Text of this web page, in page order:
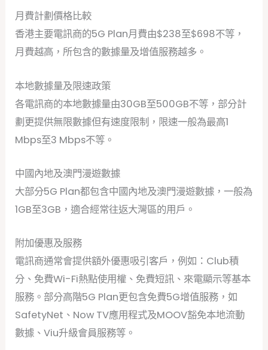
月費計劃價格比較
香港主要電訊商的5G Plan月費由$238至$698不等，
月費越高，所包含的數據量及增值服務越多。
本地數據量及限速政策
各電訊商的本地數據量由30GB至500GB不等，部分計
劃更提供無限數據但有速度限制，限速一般為最高1
Mbps至3 Mbps不等。
中國內地及澳門漫遊數據
大部分5G Plan都包含中國內地及澳門漫遊數據，一般為
1GB至3GB，適合經常往返大灣區的用戶。
附加優惠及服務
電訊商通常會提供額外優惠吸引客戶，例如：Club積
分、免費Wi-Fi熱點使用權、免費短訊、來電顯示等基本
服務。部分高階5G Plan更包含免費5G增值服務，如
SafetyNet、Now TV應用程式及MOOV豁免本地流動
數據、Viu升級會員服務等。